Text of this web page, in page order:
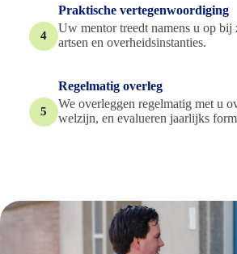
4
Praktische vertegenwoordiging
Uw mentor treedt namens u op bij
artsen en overheidsinstanties.
5
Regelmatig overleg
We overleggen regelmatig met u
welzijn, en evalueren jaarlijks